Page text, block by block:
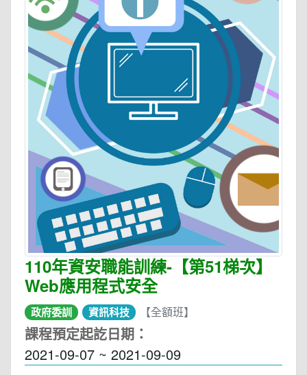
110年資安職能訓練-【第51梯次】
Web應用程式安全
政府委訓 資訊科技 【全額班】
課程預定起訖日期：
2021-09-07 ~ 2021-09-09